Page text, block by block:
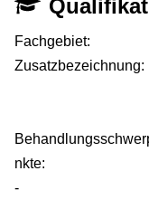
Fachgebiet:
Zusatzbezeichnung:
nkte:
-